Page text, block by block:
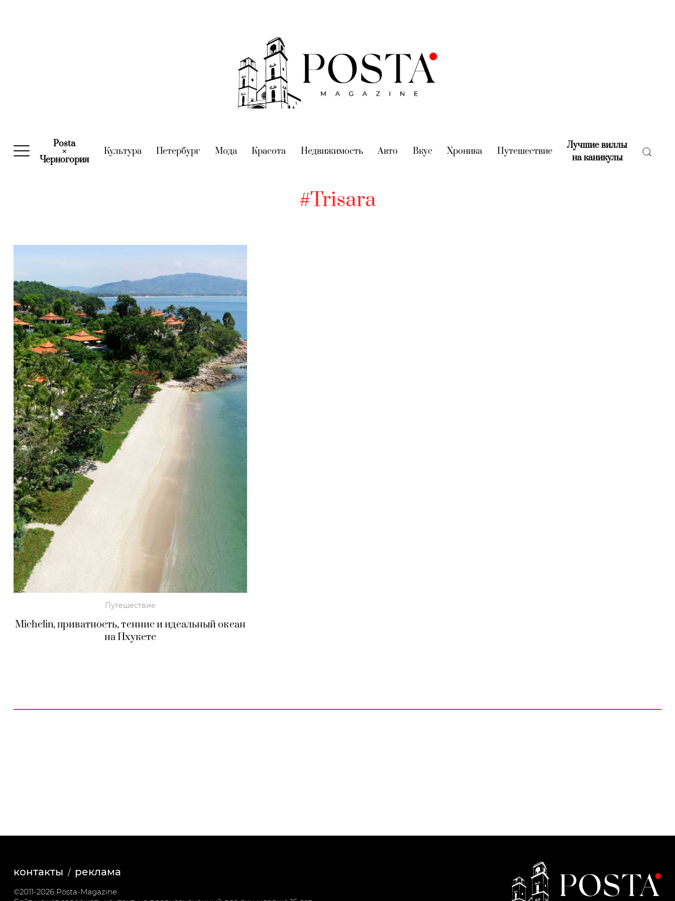
Posta
×
Черногория(current)
Культура(current)
Петербург (current)
Мода(current)
Красота (current)
Недвижимость(current)
Авто (current)
Вкус (current)
Хроника (current)
Путешествие(current)
Лучшие виллы
на каникулы(current)
#Trisara
Путешествие
Michelin, приватность, теннис и идеальный океан
на Пхукете
контакты реклама
©2011-2026 Posta-Magazine